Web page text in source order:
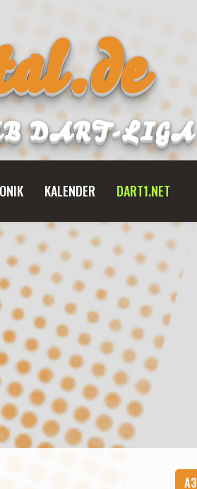
DART-LIGA
KALENDER DART1.NET
A3